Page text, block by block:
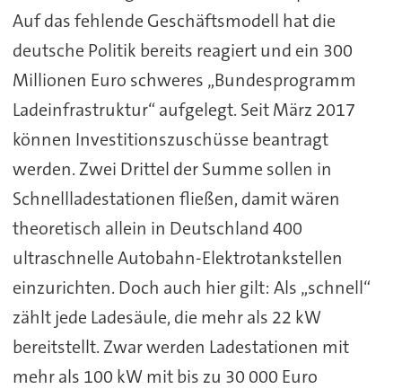
Auf das fehlende Geschäftsmodell hat die
deutsche Politik bereits reagiert und ein 300
Millionen Euro schweres „Bundesprogramm
Ladeinfrastruktur“ aufgelegt. Seit März 2017
können Investitionszuschüsse beantragt
werden. Zwei Drittel der Summe sollen in
Schnellladestationen fließen, damit wären
theoretisch allein in Deutschland 400
ultraschnelle Autobahn-Elektrotankstellen
einzurichten. Doch auch hier gilt: Als „schnell“
zählt jede Ladesäule, die mehr als 22 kW
bereitstellt. Zwar werden Ladestationen mit
mehr als 100 kW mit bis zu 30 000 Euro